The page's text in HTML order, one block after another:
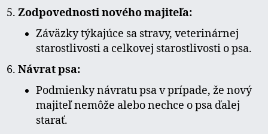
Zodpovednosti nového majiteľa:
Záväzky týkajúce sa stravy, veterinárnej
starostlivosti a celkovej starostlivosti o psa.
Návrat psa:
Podmienky návratu psa v prípade, že nový
majiteľ nemôže alebo nechce o psa ďalej
starať.